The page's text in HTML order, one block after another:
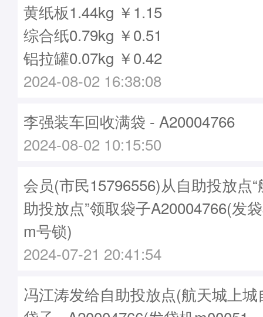
黄纸板1.44kg ￥1.15
综合纸0.79kg ￥0.51
铝拉罐0.07kg ￥0.42
2024-08-02 16:38:08
李强装车回收满袋 - A20004766
2024-08-02 10:15:50
会员(市民15796556)从自助投放点
助投放点”领取袋子A20004766(发
m号锁)
2024-07-21 20:41:54
冯江涛发给自助投放点(航天城上